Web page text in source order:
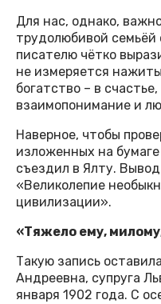
Для нас, однако,
трудолюбивой семьёй
писателю чётко
не измеряется
богатство – в
взаимопонимание и
Наверное, чтобы
изложенных на
съездил в Ялту.
«Великолепие
цивилизации».
«Тяжело ему,
Такую запись
Андреевна, супруга
января 1902 года. С